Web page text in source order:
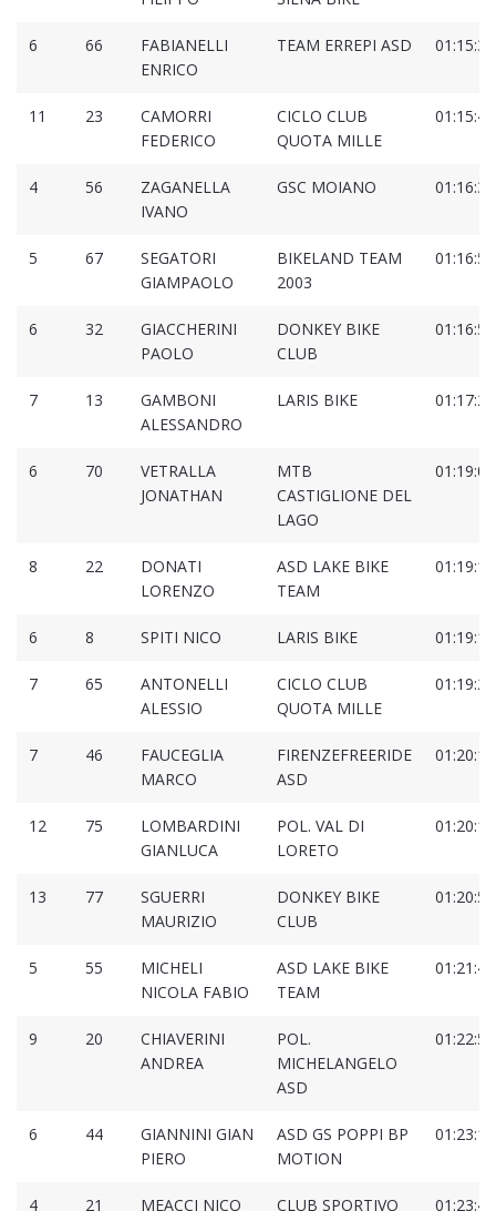
6 66
FABIANELLI
ENRICO
TEAM ERREPI ASD
11 23
CAMORRI
FEDERICO
CICLO CLUB
QUOTA MILLE
4 56
ZAGANELLA
IVANO
GSC MOIANO
5 67
SEGATORI
GIAMPAOLO
BIKELAND TEAM
2003
6 32
GIACCHERINI
PAOLO
DONKEY BIKE
CLUB
7 13
GAMBONI
ALESSANDRO
LARIS BIKE
6 70
VETRALLA
JONATHAN
MTB
CASTIGLIONE DEL
LAGO
8 22
DONATI
LORENZO
ASD LAKE BIKE
TEAM
6 8 SPITI NICO LARIS BIKE
7 65
ANTONELLI
ALESSIO
CICLO CLUB
QUOTA MILLE
7 46
FAUCEGLIA
MARCO
FIRENZEFREERIDE
ASD
12 75
LOMBARDINI
GIANLUCA
POL. VAL DI
LORETO
13 77
SGUERRI
MAURIZIO
DONKEY BIKE
CLUB
5 55
MICHELI
NICOLA FABIO
ASD LAKE BIKE
TEAM
9 20
CHIAVERINI
ANDREA
POL.
MICHELANGELO
ASD
6 44
GIANNINI GIAN
PIERO
ASD GS POPPI BP
MOTION
4 21 MEACCI NICO CLUB SPORTIVO